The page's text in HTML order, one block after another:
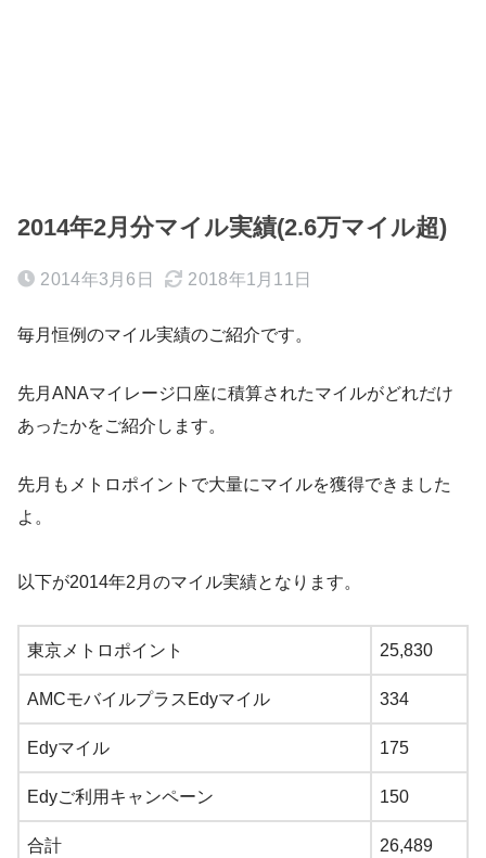
2014年2月分マイル実績(2.6万マイル超)
2014年3月6日 2018年1月11日
毎月恒例のマイル実績のご紹介です。
先月ANAマイレージ口座に積算されたマイルがどれだけ
あったかをご紹介します。
先月もメトロポイントで大量にマイルを獲得できました
よ。
以下が2014年2月のマイル実績となります。
東京メトロポイント 25,830
AMCモバイルプラスEdyマイル 334
Edyマイル 175
Edyご利用キャンペーン 150
合計 26,489